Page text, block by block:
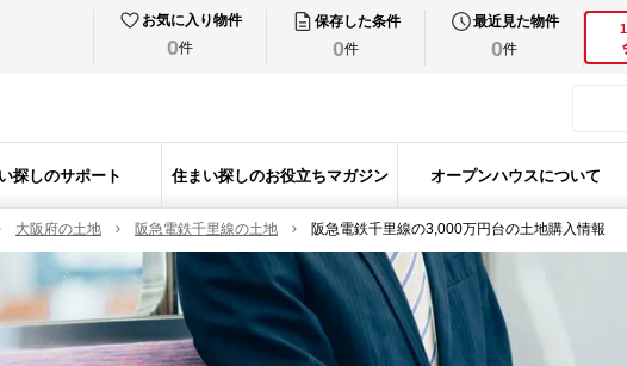
お気に入り物件
0件
保存した条件
0件
最近見た物件
0件
探しのサポート 住まい探しのお役立ちマガジン オープンハウスについて
大阪府の土地 阪急電鉄千里線の土地 阪急電鉄千里線の3,000万円台の土地購入情報